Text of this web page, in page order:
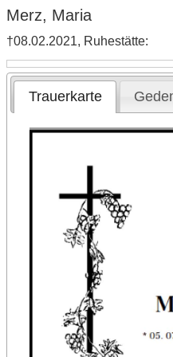
Merz, Maria
†08.02.2021, Ruhestätte:
Trauerkarte